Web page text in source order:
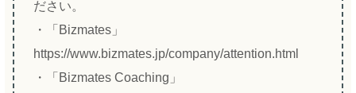
ださい。
・「Bizmates」
https://www.bizmates.jp/company/attention.html
・「Bizmates Coaching」